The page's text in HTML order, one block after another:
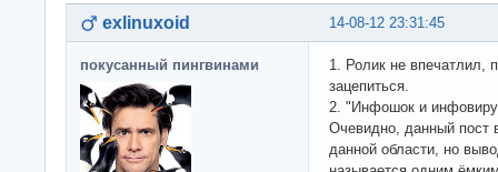
14-08-12 23:31:45
exlinuxoid
покусанный пингвинами
1. Ролик не впечатлил,
зацепиться.
2. "Инфошок и
Очевидно, данный пост
данной области, но